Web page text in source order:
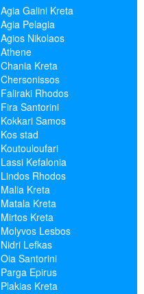
Agia Galini Kreta
Agia Pelagia
Agios Nikolaos
Athene
Chania Kreta
Chersonissos
Faliraki Rhodos
Fira Santorini
Kokkari Samos
Kos stad
Koutouloufari
Lassi Kefalonia
Lindos Rhodos
Malia Kreta
Matala Kreta
Mirtos Kreta
Molyvos Lesbos
Nidri Lefkas
Oia Santorini
Parga Epirus
Plakias Kreta